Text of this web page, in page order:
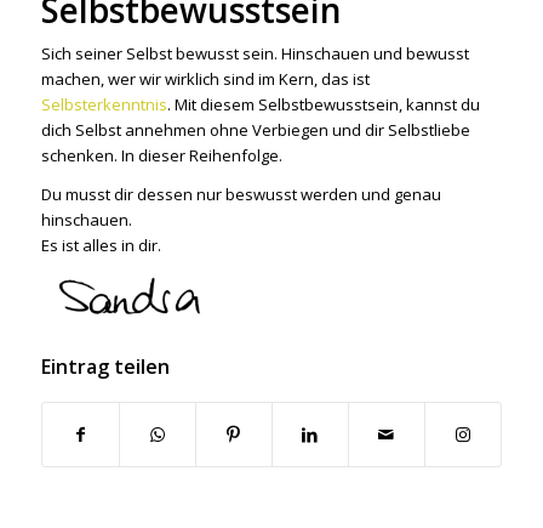
Selbstbewusstsein
Sich seiner Selbst bewusst sein. Hinschauen und bewusst
machen, wer wir wirklich sind im Kern, das ist
Selbsterkenntnis. Mit diesem Selbstbewusstsein, kannst du
dich Selbst annehmen ohne Verbiegen und dir Selbstliebe
schenken. In dieser Reihenfolge.
Du musst dir dessen nur beswusst werden und genau
hinschauen.
Es ist alles in dir.
Eintrag teilen